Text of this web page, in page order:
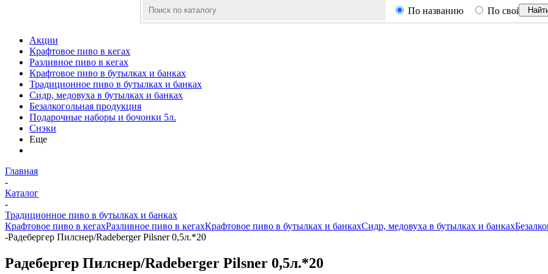
По названию По свойствам
Акции
Крафтовое пиво в кегах
Разливное пиво в кегах
Крафтовое пиво в бутылках и банках
Традиционное пиво в бутылках и банках
Сидр, медовуха в бутылках и банках
Безалкогольная продукция
Подарочные наборы и бочонки 5л.
Снэки
Еще
Главная
-
Каталог
-
Традиционное пиво в бутылках и банках
Крафтовое пиво в кегахРазливное пиво в кегахКрафтовое пиво в бутылках и банкахСидр, медовуха в бутылках и банках
-Радебергер Пилснер/Radeberger Pilsner 0,5л.*20
Радебергер Пилснер/Radeberger Pilsner 0,5л.*20